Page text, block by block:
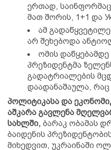
ერთად,
მათ შორის, 1+1 და
ამ
არ შეხებოდა
ომის
პრეზიდენტმა
გადატრიალების
დაადანაშაულა,
პოლიტიკასა და
აშკარა გავლენა
სახლში, ბარაკ ობამას
ბაიდენის
მიხედვით, უკრაინაში